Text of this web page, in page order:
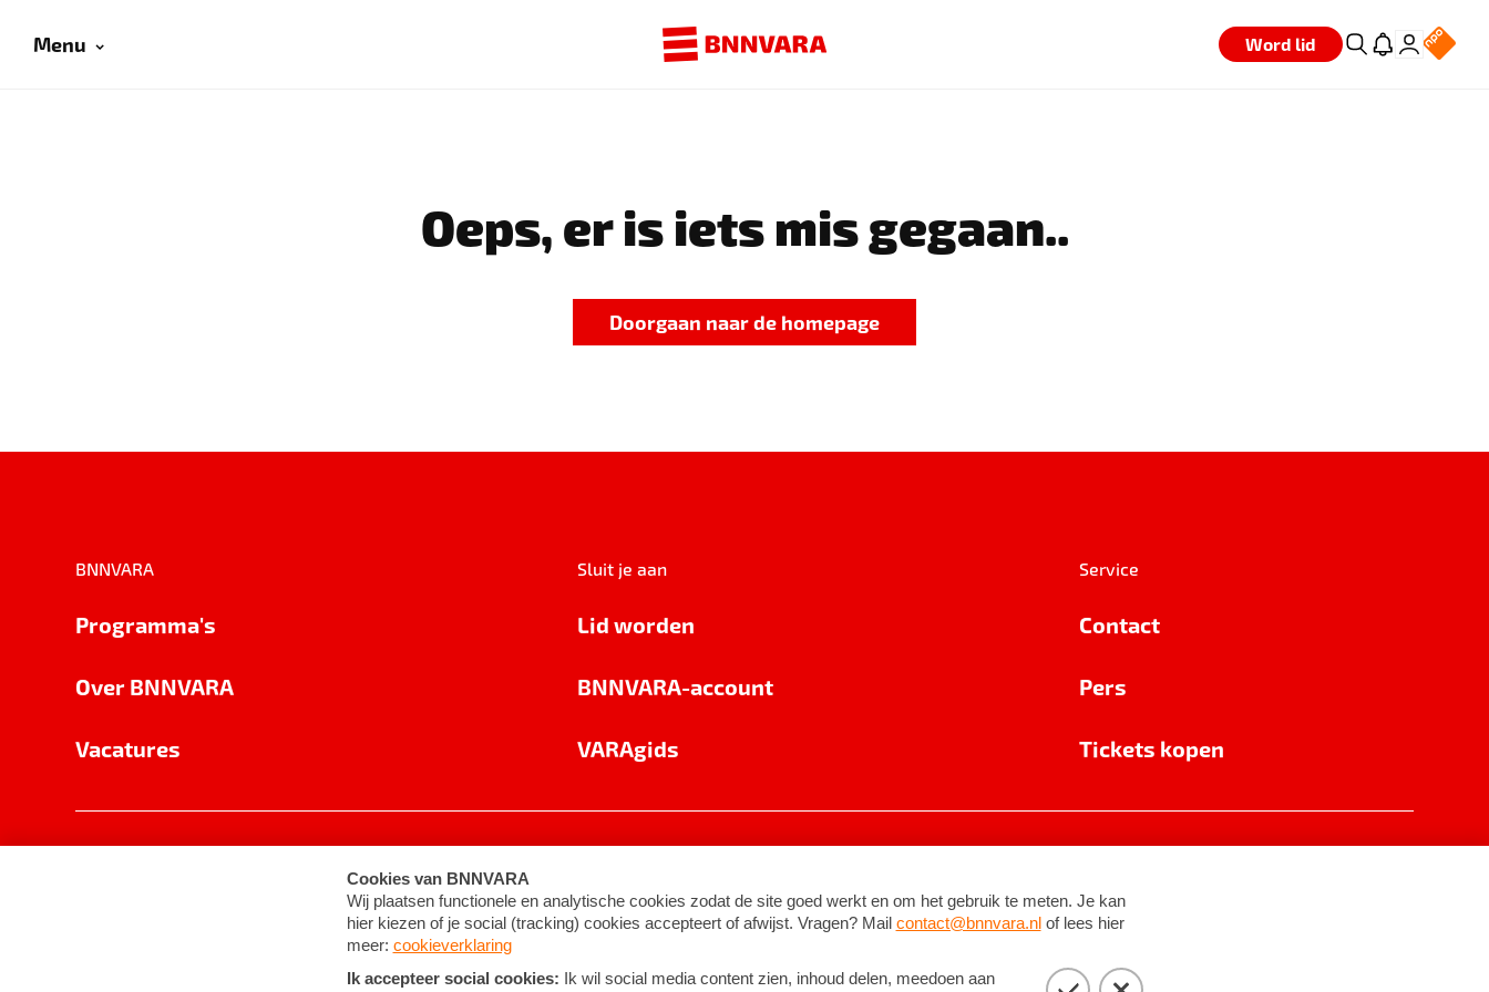
Menu Word lid
Oeps, er is iets mis gegaan..
Doorgaan naar de homepage
BNNVARA
Programma's
Over BNNVARA
Vacatures
Sluit je aan
Lid worden
BNNVARA-account
VARAgids
Service
Contact
Pers
Tickets kopen
Cookie-instellingen Algemene voorwaarden ©2026BNNVARA